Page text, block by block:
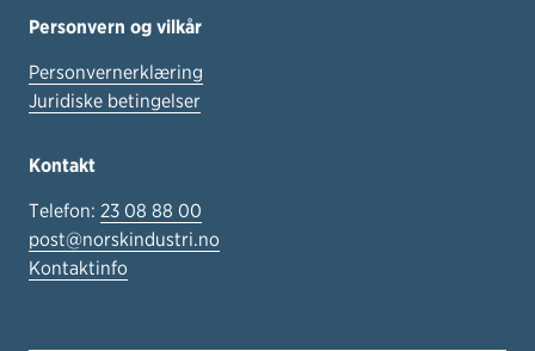
Personvern og vilkår
Personvernerklæring
Juridiske betingelser
Kontakt
Telefon: 23 08 88 00
post@norskindustri.no
Kontaktinfo